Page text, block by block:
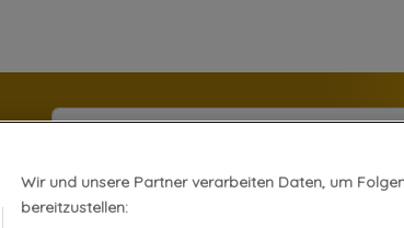
Datenschutzerklärung.
Wir und unsere Partner verarbeiten Daten, um
bereitzustellen: